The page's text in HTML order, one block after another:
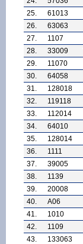
25.
61013
26.
63063
27.
1107
28.
33009
29.
11070
30.
64058
31.
128018
32.
119118
33.
112014
34.
64010
35.
128014
36.
1111
37.
39005
38.
1139
39.
20008
40.
A06
41.
1010
42.
1109
43.
133063